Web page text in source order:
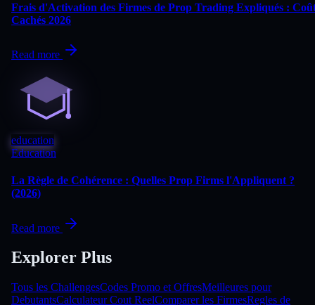
Frais d'Activation des Firmes de Prop Trading Expliqués :
Cachés 2026
Read more
education
Education
La Règle de Cohérence : Quelles Prop Firms l'Appliquent ?
(2026)
Read more
Explorer Plus
Tous les ChallengesCodes Promo et OffresMeilleures pour
DebutantsCalculateur Cout ReelComparer les FirmesRegles de